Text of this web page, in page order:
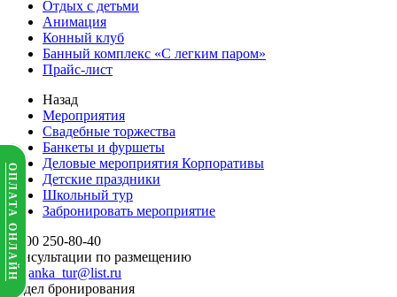
Отдых с детьми
Анимация
Конный клуб
Банный комплекс «С легким паром»
Прайс-лист
Назад
Мероприятия
Свадебные торжества
Банкеты и фуршеты
Деловые мероприятия Корпоративы
Детские праздники
Школьный тур
Забронировать мероприятие
8 800 250-80-40
Консультации по размещению
voljanka_tur@list.ru
Отдел бронирования
ОПЛАТА ОНЛАЙН